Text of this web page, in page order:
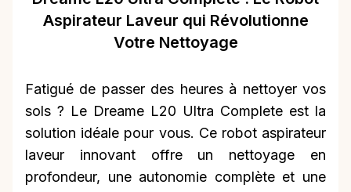
Aspirateur Laveur qui Révolutionne
Votre Nettoyage
Fatigué de passer des heures à nettoyer vos
sols ? Le Dreame L20 Ultra Complete est la
solution idéale pour vous. Ce robot aspirateur
laveur innovant offre un nettoyage en
profondeur, une autonomie complète et une